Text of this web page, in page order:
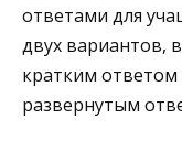
ответами для
двух вариантов,
кратким
развернутым